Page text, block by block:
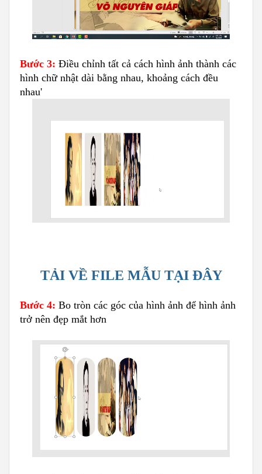
Bước 3: Điều chỉnh tất cả cách hình ảnh thành các
hình chữ nhật dài bằng nhau, khoảng cách đều
nhau'
TẢI VỀ FILE MẪU TẠI ĐÂY
Bước 4: Bo tròn các góc của hình ảnh để hình ảnh
trở nên đẹp mắt hơn